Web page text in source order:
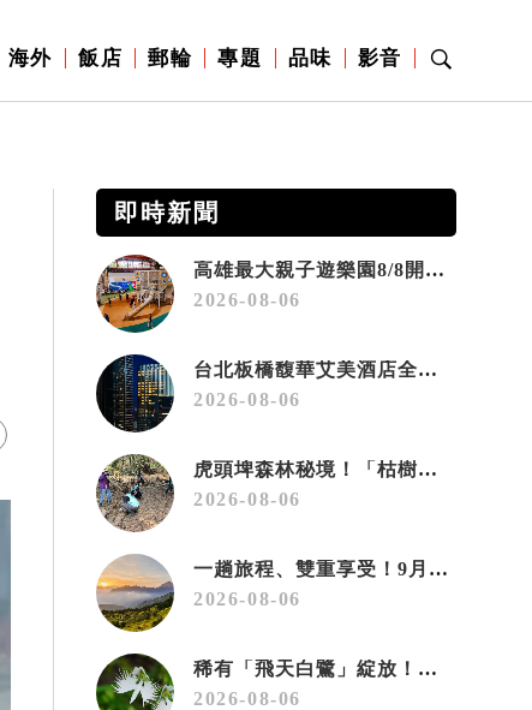
海外 飯店 郵輪 專題 品味 影音
即時新聞
高雄最大親子遊樂園8/8開幕！30項設施免費玩、YOYO家族嗨翻暑假
2026-08-06
台北板橋馥華艾美酒店全新開幕 感官藝術策展打造旅居新風格
2026-08-06
虎頭埤森林秘境！「枯樹籬步道」生態復育有成 走進大自然生命教室
2026-08-06
一趟旅程、雙重享受！9月住宿合歡山 順遊奧萬大10元優惠入園
2026-08-06
稀有「飛天白鷺」綻放！神戶六甲高山植物園「鷺草」珍貴現身
2026-08-06